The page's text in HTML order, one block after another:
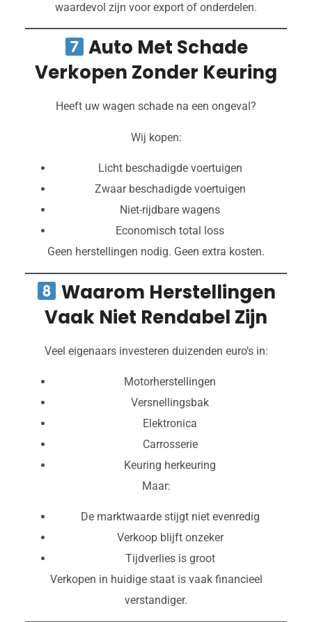
waardevol zijn voor export of onderdelen.
Auto Met Schade
Verkopen Zonder Keuring
Heeft uw wagen schade na een ongeval?
Wij kopen:
Licht beschadigde voertuigen
Zwaar beschadigde voertuigen
Niet-rijdbare wagens
Economisch total loss
Geen herstellingen nodig. Geen extra kosten.
Waarom Herstellingen
Vaak Niet Rendabel Zijn
Veel eigenaars investeren duizenden euro’s in:
Motorherstellingen
Versnellingsbak
Elektronica
Carrosserie
Keuring herkeuring
Maar:
De marktwaarde stijgt niet evenredig
Verkoop blijft onzeker
Tijdverlies is groot
Verkopen in huidige staat is vaak financieel
verstandiger.